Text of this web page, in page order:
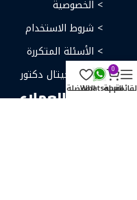
> الخصوصية
> شروط الاستخدام
> الأسئلة المتكررة
> عن ديجيتال دكتور
خدمة العملاء
0
السلة
Whatsappالمفضلة